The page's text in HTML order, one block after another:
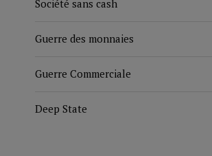
Société sans cash
Guerre des monnaies
Guerre Commerciale
Deep State